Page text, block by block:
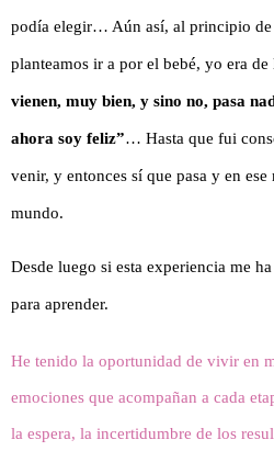
podía elegir… Aún así, al principio de
planteamos ir a por el bebé, yo era de
vienen, muy bien, y sino no, pasa
ahora soy feliz”… Hasta que fui
venir, y entonces sí que pasa y en
mundo.
Desde luego si esta experiencia me
para aprender.
He tenido la oportunidad de vivir en
emociones que acompañan a cada
la espera, la incertidumbre de los